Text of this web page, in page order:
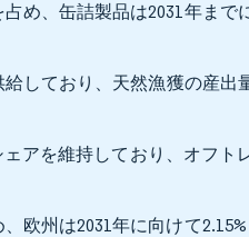
め、缶詰製品は2031年まで
しており、天然漁獲の産出
アを維持しており、オフト
欧州は2031年に向けて